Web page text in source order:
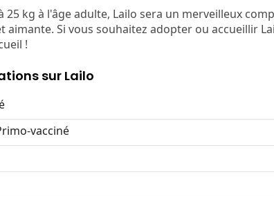
25 kg à l'âge adulte, Lailo sera un merveilleux
aimante. Si vous souhaitez adopter ou accueillir
!
sur Lailo
vacciné